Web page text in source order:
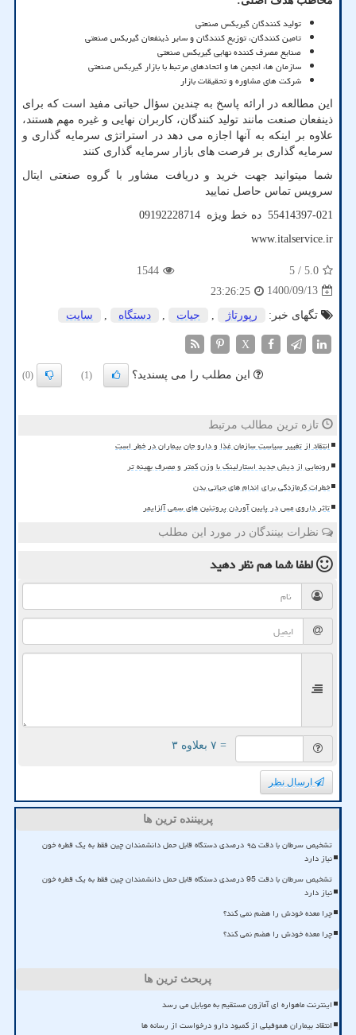
تولید کنندگان گیربکس صنعتی
تامین کنندگان، توزیع کنندگان و سایر ذینفعان گیربکس صنعتی
صنایع مصرف کننده نهایی گیربکس صنعتی
سازمان ها، انجمن ها و اتحادهای مرتبط با بازار گیربکس صنعتی
شرکت های مشاوره و تحقیقات بازار
این مطالعه در ارائه پاسخ به چندین سؤال حیاتی مفید است که برای
ذینفعان صنعت مانند تولید کنندگان، کاربران نهایی و غیره مهم هستند،
علاوه بر اینکه به آنها اجازه می دهد در استراتژی سرمایه گذاری و
سرمایه گذاری بر فرصت های بازار سرمایه گذاری کنند
شما میتوانید جهت خرید و دریافت مشاور با گروه صنعتی ایتال
سرویس تماس حاصل نمایید
55414397-021 ده خط ویژه 09192228714
www.italservice.ir
5.0
/ 5
1544
1400/09/13
23:26:25
تگهای خبر:
رپورتاژ , حیات , دستگاه , سایت
X
این مطلب را می پسندید؟ (1)
(0)
تازه ترین مطالب مرتبط
انتقاد از تغییر سیاست سازمان غذا و دارو جان بیماران در خطر است
رونمایی از دیش جدید استارلینک با وزن کمتر و مصرف بهینه تر
خطرات گرمازدگی برای اندام های حیاتی بدن
تاثر داروی مس در پایین آوردن پروتئین های سمی آلزایمر
نظرات بینندگان در مورد این مطلب
لطفا شما همنظر دهید
= ۷ بعلاوه ۳
ارسال نظر
پربیننده ترین ها
تشخیص سرطان با دقت ۹۵ درصدی دستگاه قابل حمل دانشمندان چین فقط به یک قطره خون
نیاز دارد
تشخیص سرطان با دقت 95 درصدی دستگاه قابل حمل دانشمندان چین فقط به یک قطره خون
نیاز دارد
چرا معده خودش را هضم نمی کند؟
چرا معده خودش را هضم نمی کند؟
پربحث ترین ها
اینترنت ماهواره ای آمازون مستقیم به موبایل می رسد
انتقاد بیماران هموفیلی از کمبود دارو درخواست از رسانه ها